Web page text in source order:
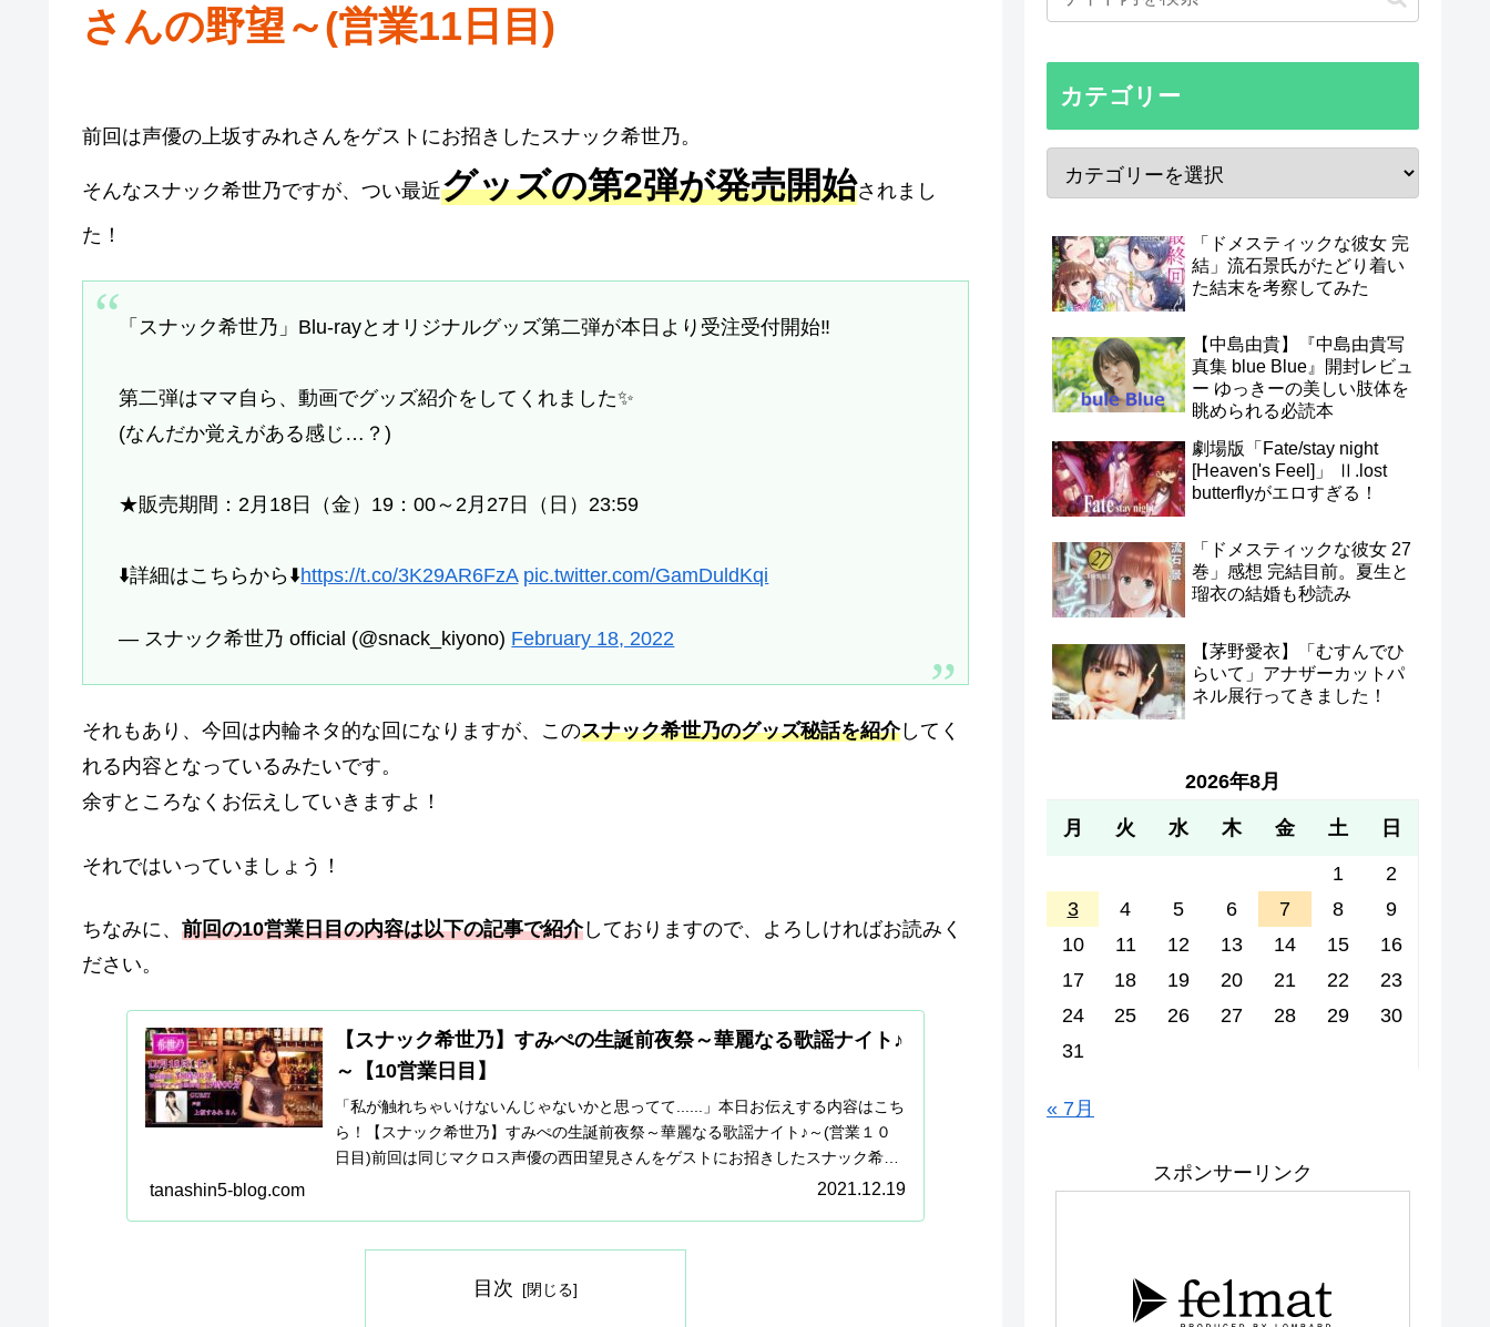
さんの野望～(営業11日目)
前回は声優の上坂すみれさんをゲストにお招きしたスナック希世乃。
そんなスナック希世乃ですが、つい最近グッズの第2弾が発売開始されまし
た！
「スナック希世乃」Blu-rayとオリジナルグッズ第二弾が本日より受注受付開始‼️
第二弾はママ自ら、動画でグッズ紹介をしてくれました✨
(なんだか覚えがある感じ…？)
★販売期間：2月18日（金）19：00～2月27日（日）23:59
⬇️詳細はこちらから⬇️https://t.co/3K29AR6FzA pic.twitter.com/GamDuldKqi
— スナック希世乃 official (@snack_kiyono) February 18, 2022
それもあり、今回は内輪ネタ的な回になりますが、このスナック希世乃のグッズ秘話を紹介してく
れる内容となっているみたいです。
余すところなくお伝えしていきますよ！
それではいっていましょう！
ちなみに、 前回の10営業日目の内容は以下の記事で紹介しておりますので、よろしければお読みく
ださい。
【スナック希世乃】すみぺの生誕前夜祭～華麗なる歌謡ナイト♪
～【10営業日目】
「私が触れちゃいけないんじゃないかと思ってて......」本日お伝えする内容はこち
ら！【スナック希世乃】すみぺの生誕前夜祭～華麗なる歌謡ナイト♪～(営業１０
日目)前回は同じマクロス声優の西田望見さんをゲストにお招きしたスナック希世
tanashin5-blog.com 2021.12.19
目次
カテゴリー
「ドメスティックな彼女 完
結」流石景氏がたどり着い
た結末を考察してみた
【中島由貴】『中島由貴写
真集 blue Blue』開封レビュ
ー ゆっきーの美しい肢体を
眺められる必読本
劇場版「Fate/stay night
[Heaven's Feel]」 Ⅱ.lost
butterflyがエロすぎる！
「ドメスティックな彼女 27
巻」感想 完結目前。夏生と
瑠衣の結婚も秒読み
【茅野愛衣】「むすんでひ
らいて」アナザーカットパ
ネル展行ってきました！
2026年8月
月 火 水 木 金 土 日
1
2
3
4 5 6 7 8
9
10
11 12 13 14 15
16
17
18 19 20 21 22
23
24
25 26 27 28 29
30
31
« 7月
スポンサーリンク